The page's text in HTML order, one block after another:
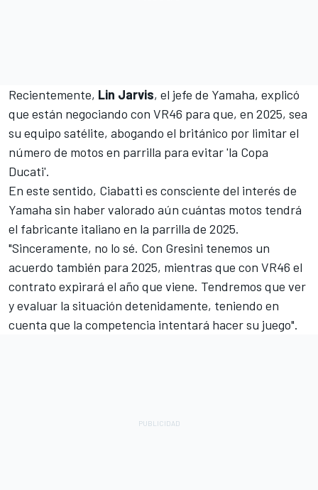
Recientemente, Lin Jarvis, el jefe de Yamaha, explicó
que están negociando con VR46 para que, en 2025, sea
su equipo satélite, abogando el británico por limitar el
número de motos en parrilla para evitar 'la Copa
Ducati'.
En este sentido, Ciabatti es consciente del interés de
Yamaha sin haber valorado aún cuántas motos tendrá
el fabricante italiano en la parrilla de 2025.
"Sinceramente, no lo sé. Con Gresini tenemos un
acuerdo también para 2025, mientras que con VR46 el
contrato expirará el año que viene. Tendremos que ver
y evaluar la situación detenidamente, teniendo en
cuenta que la competencia intentará hacer su juego".